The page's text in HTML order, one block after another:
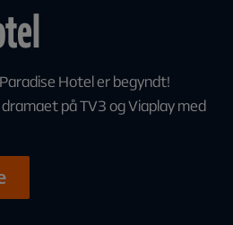
Hotel er begyndt!
på TV3 og Viaplay med